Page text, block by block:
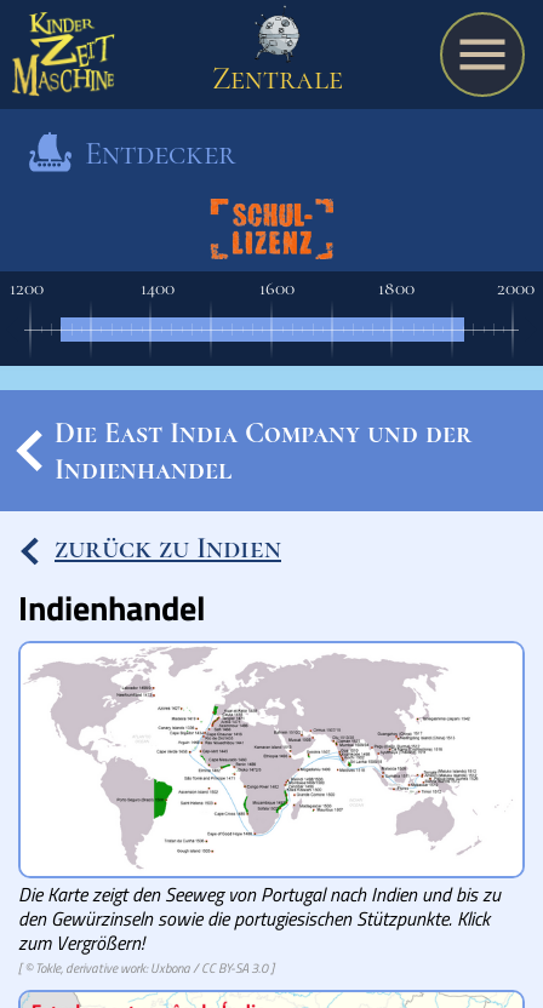
A bis Z
Termine
Schulmaterialien
Zentrale
Entdecker
1200 1400 1600 1800 2000
Ereignisse
Lucys Wissensbox
Karte
Quiz
Memospiel
Videos
Mach mit!
Buchtipps
Schulmaterialien
Die East India Company und der
Indienhandel
zurück zu Indien
Indienhandel
Die Karte zeigt den Seeweg von Portugal nach Indien und bis zu
den Gewürzinseln sowie die portugiesischen Stützpunkte. Klick
zum Vergrößern!
[ © Tokle, derivative work: Uxbona /CC BY-SA 3.0]